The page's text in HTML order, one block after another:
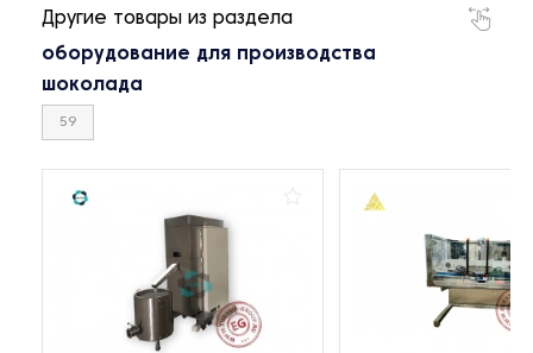
Другие товары из раздела
оборудование для производства
шоколада
59